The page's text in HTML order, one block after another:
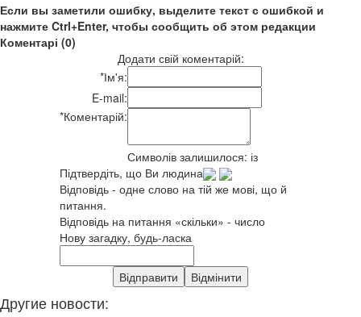
Если вы заметили ошибку, выделите текст с ошибкой и
нажмите Ctrl+Enter, чтобы сообщить об этом редакции
Коментарі (0)
Додати свій коментарій:
*Ім'я:
E-mail:
*Коментарій:
Символів залишилося: із
Підтвердіть, що Ви людина
Відповідь - одне слово на тій же мові, що й
питання.
Відповідь на питання «скільки» - число
Нову загадку, будь-ласка
Другие новости: